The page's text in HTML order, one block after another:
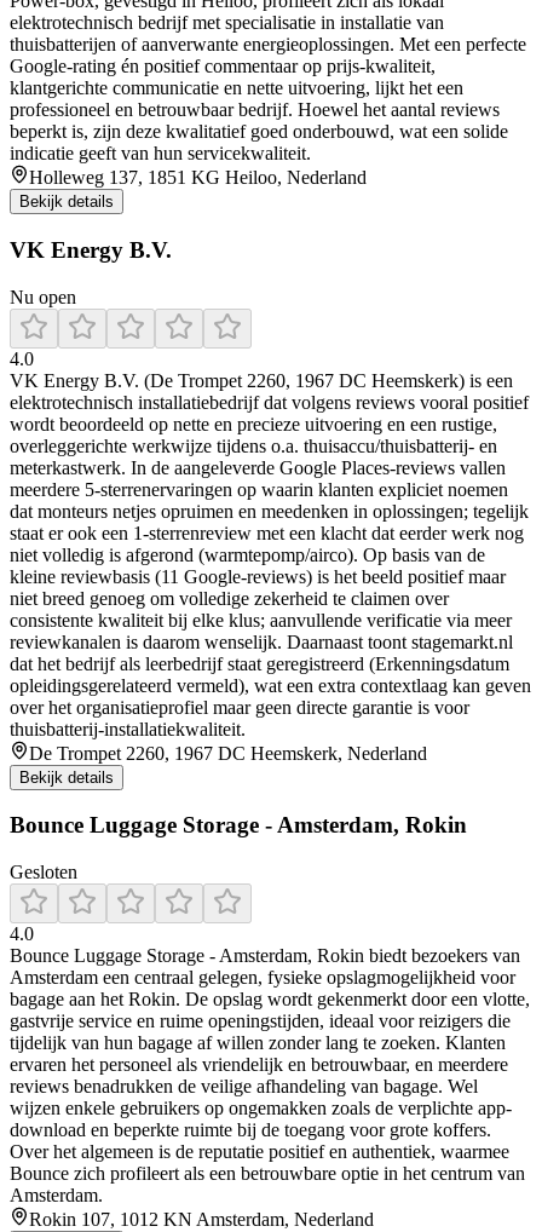
elektrotechnisch bedrijf met specialisatie in installatie van
thuisbatterijen of aanverwante energieoplossingen. Met een perfecte
Google‑rating én positief commentaar op prijs‑kwaliteit,
klantgerichte communicatie en nette uitvoering, lijkt het een
professioneel en betrouwbaar bedrijf. Hoewel het aantal reviews
beperkt is, zijn deze kwalitatief goed onderbouwd, wat een solide
indicatie geeft van hun servicekwaliteit.
Holleweg 137, 1851 KG Heiloo, Nederland
Bekijk details
VK Energy B.V.
Nu open
4.0
VK Energy B.V. (De Trompet 2260, 1967 DC Heemskerk) is een
elektrotechnisch installatiebedrijf dat volgens reviews vooral positief
wordt beoordeeld op nette en precieze uitvoering en een rustige,
overleggerichte werkwijze tijdens o.a. thuisaccu/thuisbatterij- en
meterkastwerk. In de aangeleverde Google Places-reviews vallen
meerdere 5-sterrenervaringen op waarin klanten expliciet noemen
dat monteurs netjes opruimen en meedenken in oplossingen; tegelijk
staat er ook een 1-sterrenreview met een klacht dat eerder werk nog
niet volledig is afgerond (warmtepomp/airco). Op basis van de
kleine reviewbasis (11 Google-reviews) is het beeld positief maar
niet breed genoeg om volledige zekerheid te claimen over
consistente kwaliteit bij elke klus; aanvullende verificatie via meer
reviewkanalen is daarom wenselijk. Daarnaast toont stagemarkt.nl
dat het bedrijf als leerbedrijf staat geregistreerd (Erkenningsdatum
opleidingsgerelateerd vermeld), wat een extra contextlaag kan geven
over het organisatieprofiel maar geen directe garantie is voor
thuisbatterij-installatiekwaliteit.
De Trompet 2260, 1967 DC Heemskerk, Nederland
Bekijk details
Bounce Luggage Storage - Amsterdam, Rokin
Gesloten
4.0
Bounce Luggage Storage - Amsterdam, Rokin biedt bezoekers van
Amsterdam een centraal gelegen, fysieke opslagmogelijkheid voor
bagage aan het Rokin. De opslag wordt gekenmerkt door een vlotte,
gastvrije service en ruime openingstijden, ideaal voor reizigers die
tijdelijk van hun bagage af willen zonder lang te zoeken. Klanten
ervaren het personeel als vriendelijk en betrouwbaar, en meerdere
reviews benadrukken de veilige afhandeling van bagage. Wel
wijzen enkele gebruikers op ongemakken zoals de verplichte app-
download en beperkte ruimte bij de toegang voor grote koffers.
Over het algemeen is de reputatie positief en authentiek, waarmee
Bounce zich profileert als een betrouwbare optie in het centrum van
Amsterdam.
Rokin 107, 1012 KN Amsterdam, Nederland